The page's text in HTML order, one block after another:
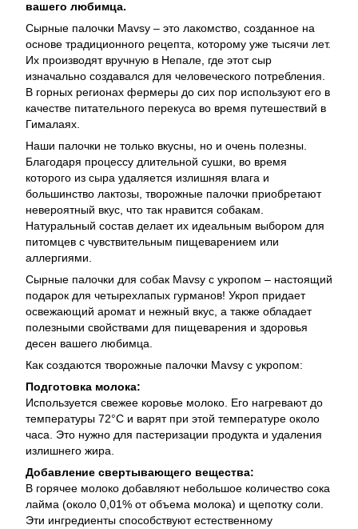
вашего любимца.
Сырные палочки Mavsy – это лакомство, созданное на
основе традиционного рецепта, которому уже тысячи лет.
Их производят вручную в Непале, где этот сыр
изначально создавался для человеческого потребления.
В горных регионах фермеры до сих пор используют его в
качестве питательного перекуса во время путешествий в
Гималаях.
Наши палочки не только вкусны, но и очень полезны.
Благодаря процессу длительной сушки, во время
которого из сыра удаляется излишняя влага и
большинство лактозы, творожные палочки приобретают
невероятный вкус, что так нравится собакам.
Натуральный состав делает их идеальным выбором для
питомцев с чувствительным пищеварением или
аллергиями.
Сырные палочки для собак Mavsy с укропом – настоящий
подарок для четырехлапых гурманов! Укроп придает
освежающий аромат и нежный вкус, а также обладает
полезными свойствами для пищеварения и здоровья
десен вашего любимца.
Как создаются творожные палочки Mavsy с укропом:
Подготовка молока:
Используется свежее коровье молоко. Его нагревают до
температуры 72°С и варят при этой температуре около
часа. Это нужно для пастеризации продукта и удаления
излишнего жира.
Добавление свертывающего вещества:
В горячее молоко добавляют небольшое количество сока
лайма (около 0,01% от объема молока) и щепотку соли.
Эти ингредиенты способствуют естественному